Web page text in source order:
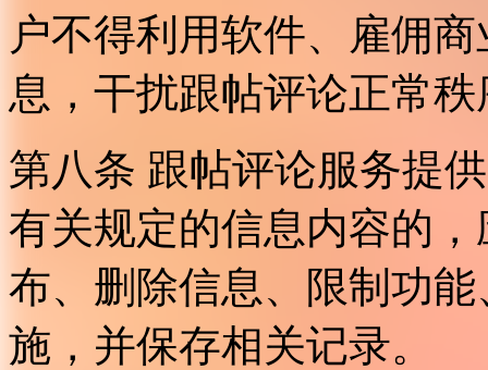
户不得利用软件、雇佣
息，干扰跟帖评论正常
第八条 跟帖评论服务提
有关规定的信息内容的
布、删除信息、限制功
施，并保存相关记录。